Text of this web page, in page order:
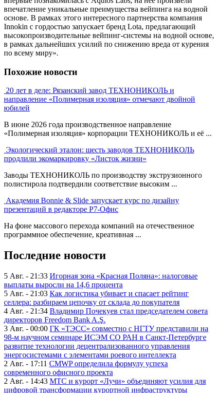
впечатление уникальные преимущества вейпинга на водной
основе. В рамках этого интересного партнерства компания
Innokin с гордостью запускает бренд Lota, предлагающий
высокопроизводительные вейпинг-системы на водной основе,
в рамках дальнейших усилий по снижению вреда от курения
по всему миру».
Похожие новости
20 лет в деле: Рязанский завод ТЕХНОНИКОЛЬ и
направление «Полимерная изоляция» отмечают двойной
юбилей
В июне 2026 года производственное направление
«Полимерная изоляция» корпорации ТЕХНОНИКОЛЬ и её ...
Экологический эталон: шесть заводов ТЕХНОНИКОЛЬ
продлили экомаркировку «Листок жизни»
Заводы ТЕХНОНИКОЛЬ по производству экструзионного
полистирола подтвердили соответствие высоким ...
Академия Bonnie & Slide запускает курс по дизайну
презентаций в редакторе Р7-Офис
На фоне массового перехода компаний на отечественное
программное обеспечение, креативная ...
Последние новости
5 Авг. - 21:33 Игорная зона «Красная Поляна»: налоговые
выплаты выросли на 14,6 процента
5 Авг. - 21:03 Как логистика убивает и спасает рейтинг
селлера: разбираем цепочку от склада до покупателя
4 Авг. - 21:34 Владимир Почекуев стал председателем совета
директоров Freedom Bank A.Ş.
3 Авг. - 00:00 ГК «ТЭСС» совместно с НГТУ представили на
98-м научном семинаре ИСЭМ СО РАН в Санкт-Петербурге
развитие технологии децентрализованного управления
энергосистемами с элементами роевого интеллекта
2 Авг. - 17:11 CMWP определила формулу успеха
современного офисного проекта
2 Авг. - 14:43 МТС и курорт «Лучи» объединяют усилия для
цифровой трансформации курортной инфраструктуры